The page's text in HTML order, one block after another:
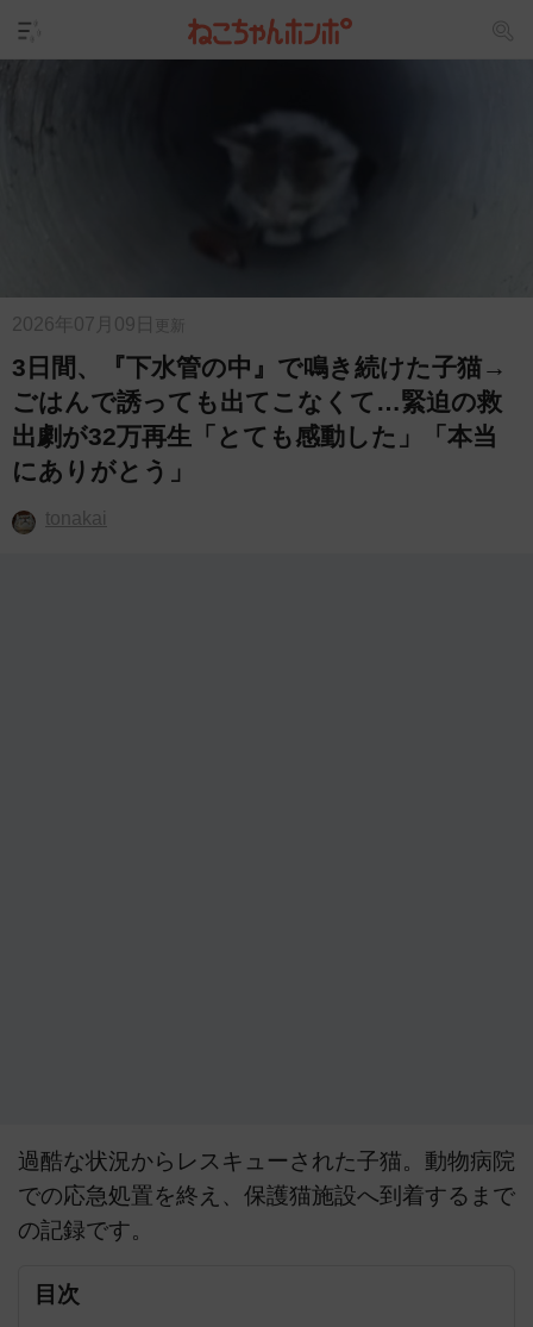
2026年07月09日 更新
3日間、『下水管の中』で鳴き続けた子猫→
ごはんで誘っても出てこなくて…緊迫の救
出劇が32万再生「とても感動した」「本当
にありがとう」
tonakai
過酷な状況からレスキューされた子猫。動物病院
での応急処置を終え、保護猫施設へ到着するまで
の記録です。
目次